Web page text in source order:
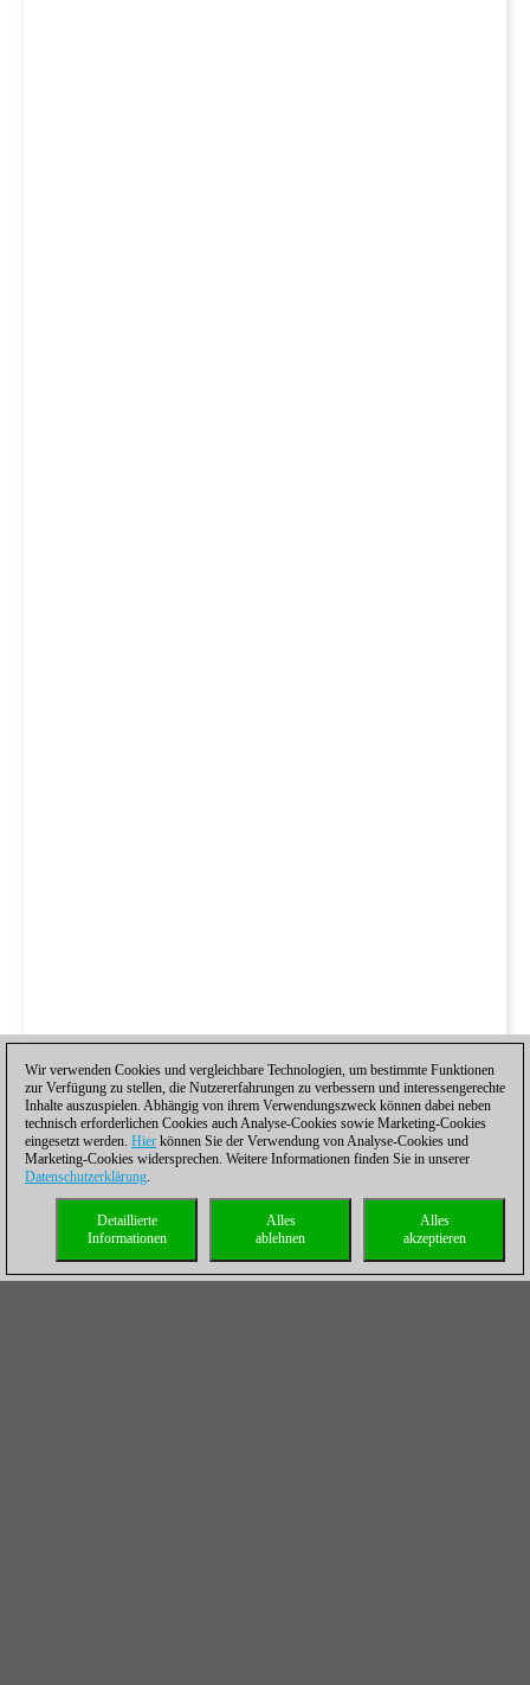
Wir verwenden Cookies und vergleichbare Technologien, um bestimmte Funktionen
zur Verfügung zu stellen, die Nutzererfahrungen zu verbessern und interessengerechte
Inhalte auszuspielen. Abhängig von ihrem Verwendungszweck können dabei neben
technisch erforderlichen Cookies auch Analyse-Cookies sowie Marketing-Cookies
eingesetzt werden. Hier können Sie der Verwendung von Analyse-Cookies und
Marketing-Cookies widersprechen. Weitere Informationen finden Sie in unserer
Datenschutzerklärung.
Alles
akzeptieren
Alles
ablehnen
Detaillierte
Informationen